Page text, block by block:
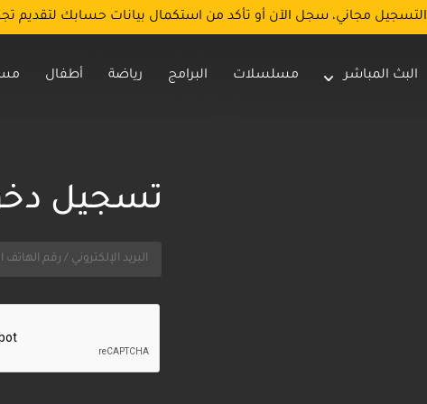
التسجيل مجاني، سجل الآن أو تأكد من استكمال بيانات حسابك لتقديم
البث المباشر مسلسلات البرامج رياضة أطفال
تسجيل